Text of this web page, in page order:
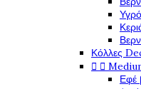
Κόλλες
 
Εφέ